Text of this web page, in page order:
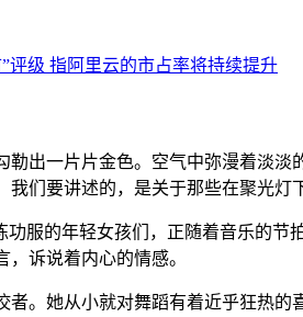
出一片片金色。空气中弥漫着淡
们要讲述的，是关于那些在聚光灯
服的年轻女孩们，正随着音乐的
诉说着内心的情感。
。她从小就对舞蹈有着近乎狂热